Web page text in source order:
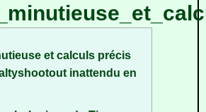
et calculs précis
inattendu en